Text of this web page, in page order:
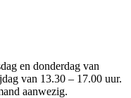
en donderdag van
van 13.30 – 17.00 uur.
aanwezig.